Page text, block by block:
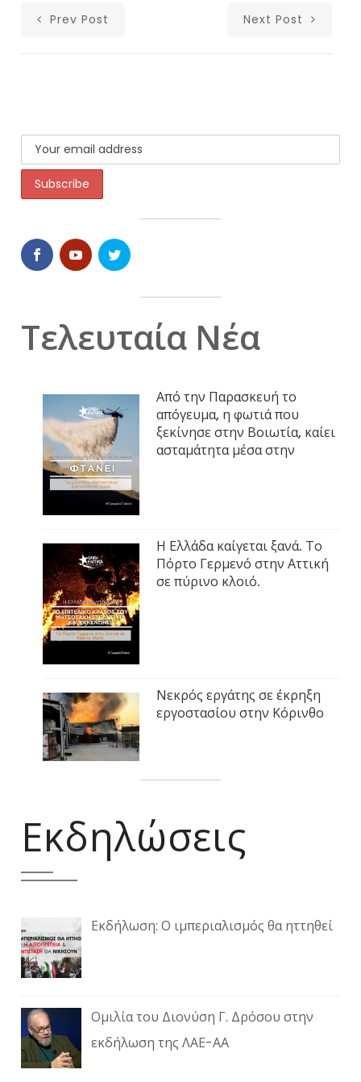
Prev Post Next Post
Τελευταία Νέα
Από την Παρασκευή το
απόγευμα, η φωτιά που
ξεκίνησε στην Βοιωτία, καίει
ασταμάτητα μέσα στην
Η Ελλάδα καίγεται ξανά. Το
Πόρτο Γερμενό στην Αττική
σε πύρινο κλοιό.
Νεκρός εργάτης σε έκρηξη
εργοστασίου στην Κόρινθο
Εκδηλώσεις
Εκδήλωση: Ο ιμπεριαλισμός θα ηττηθεί
Ομιλία του Διονύση Γ. Δρόσου στην
εκδήλωση της ΛΑΕ-ΑΑ